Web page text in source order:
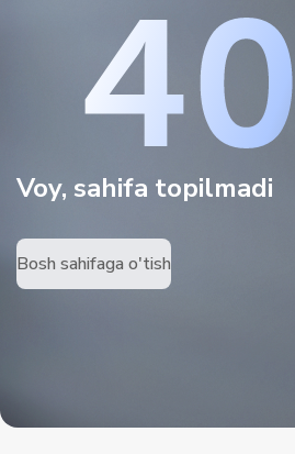
Voy, sahifa topilmadi
Bosh sahifaga o'tish